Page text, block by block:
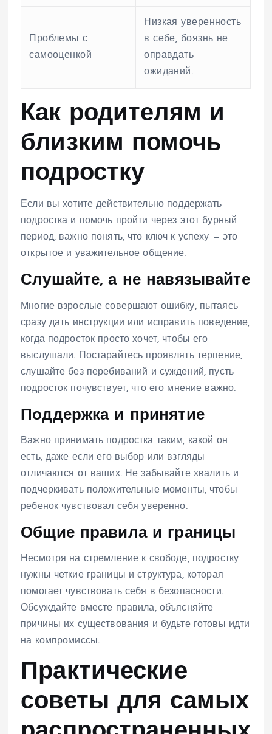
Проблемы с
самооценкой
Низкая уверенность
в себе, боязнь не
оправдать
ожиданий.
Как родителям и
близким помочь
подростку
Если вы хотите действительно поддержать
подростка и помочь пройти через этот бурный
период, важно понять, что ключ к успеху — это
открытое и уважительное общение.
Слушайте, а не навязывайте
Многие взрослые совершают ошибку, пытаясь
сразу дать инструкции или исправить поведение,
когда подросток просто хочет, чтобы его
выслушали. Постарайтесь проявлять терпение,
слушайте без перебиваний и суждений, пусть
подросток почувствует, что его мнение важно.
Поддержка и принятие
Важно принимать подростка таким, какой он
есть, даже если его выбор или взгляды
отличаются от ваших. Не забывайте хвалить и
подчеркивать положительные моменты, чтобы
ребенок чувствовал себя уверенно.
Общие правила и границы
Несмотря на стремление к свободе, подростку
нужны четкие границы и структура, которая
помогает чувствовать себя в безопасности.
Обсуждайте вместе правила, объясняйте
причины их существования и будьте готовы идти
на компромиссы.
Практические
советы для самых